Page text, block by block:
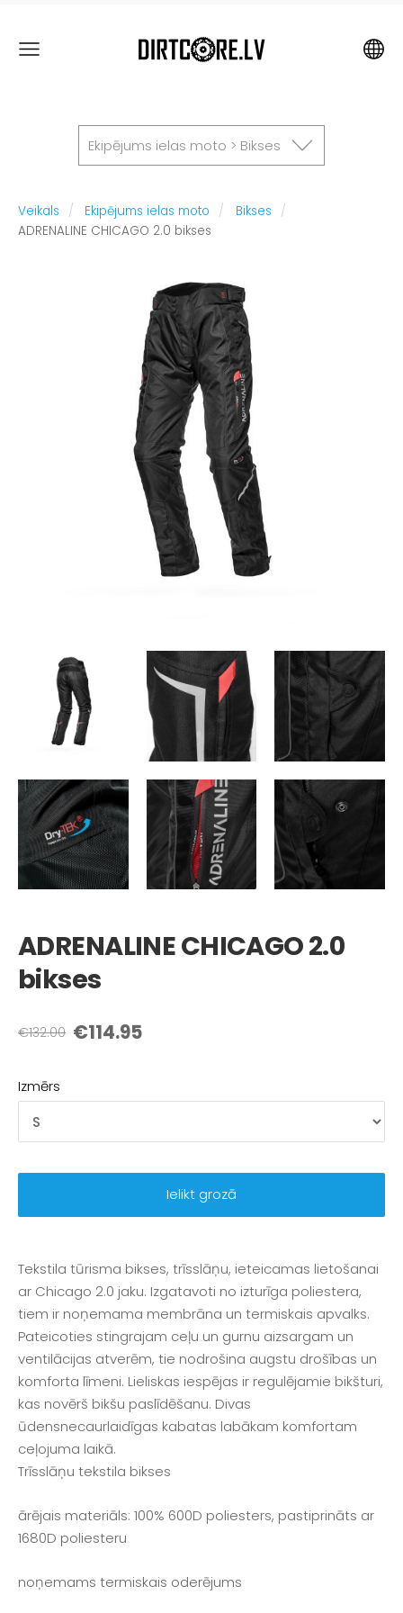
Ekipējums ielas moto > Bikses
Veikals Ekipējums ielas moto
Bikses
ADRENALINE CHICAGO 2.0 bikses
ADRENALINE CHICAGO 2.0
bikses
€132.00 €114.95
Izmērs
Ielikt grozā
Tekstila tūrisma bikses, trīsslāņu, ieteicamas lietošanai
ar Chicago 2.0 jaku. Izgatavoti no izturīga poliestera,
tiem ir noņemama membrāna un termiskais apvalks.
Pateicoties stingrajam ceļu un gurnu aizsargam un
ventilācijas atverēm, tie nodrošina augstu drošības un
komforta līmeni. Lieliskas iespējas ir regulējamie bikšturi,
kas novērš bikšu paslīdēšanu. Divas
ūdensnecaurlaidīgas kabatas labākam komfortam
ceļojuma laikā.
Trīsslāņu tekstila bikses
ārējais materiāls: 100% 600D poliesters, pastiprināts ar
1680D poliesteru
noņemams termiskais oderējums